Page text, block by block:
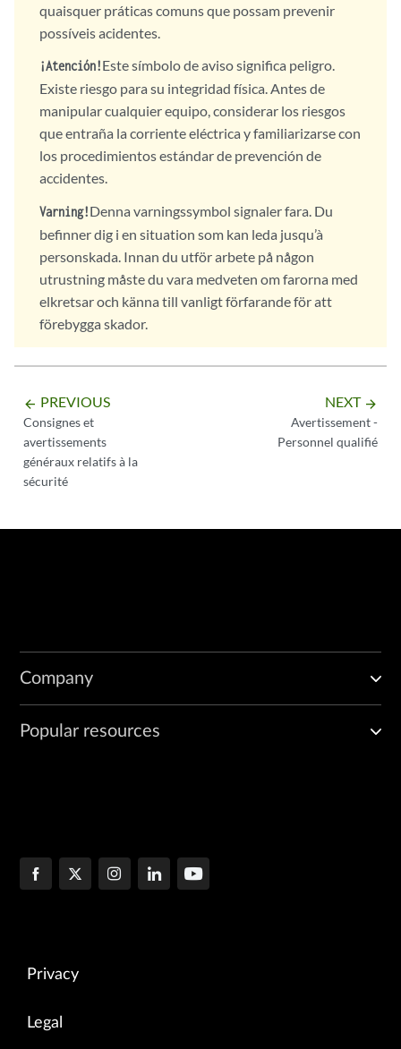
quaisquer práticas comuns que possam prevenir
possíveis acidentes.
¡Atención!Este símbolo de aviso significa peligro.
Existe riesgo para su integridad física. Antes de
manipular cualquier equipo, considerar los riesgos
que entraña la corriente eléctrica y familiarizarse con
los procedimientos estándar de prevención de
accidentes.
Varning!Denna varningssymbol signaler fara. Du
befinner dig i en situation som kan leda jusqu’à
personskada. Innan du utför arbete på någon
utrustning måste du vara medveten om farorna med
elkretsar och känna till vanligt förfarande för att
förebygga skador.
arrow_backward PREVIOUS
Consignes et
avertissements
généraux relatifs à la
sécurité
NEXT arrow_forward
Avertissement -
Personnel qualifié
Company
Popular resources
Privacy
Legal